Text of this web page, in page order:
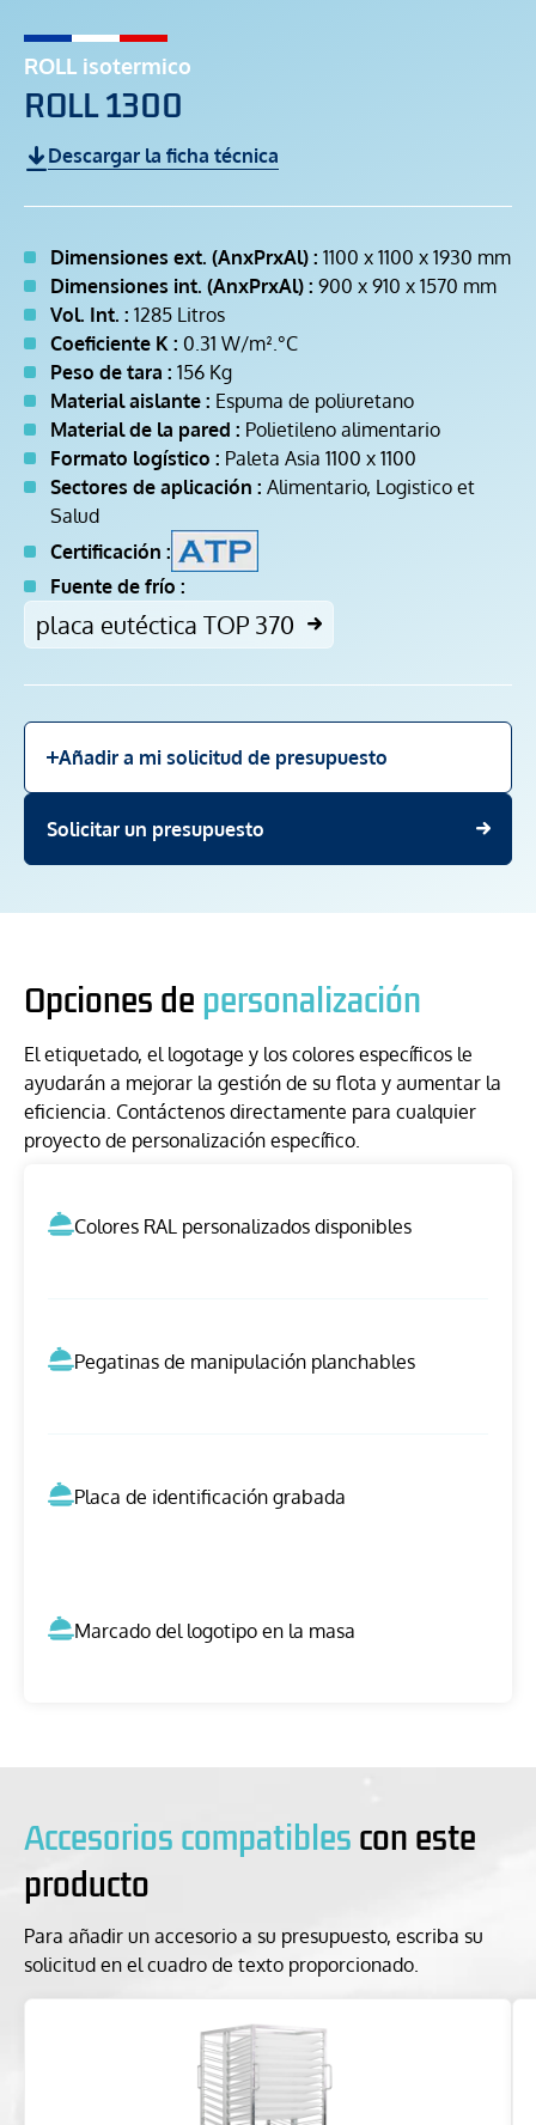
ROLL isotermico
ROLL 1300
Descargar la ficha técnica
Dimensiones ext. (AnxPrxAl) : 1100 x 1100 x 1930 mm
Dimensiones int. (AnxPrxAl) : 900 x 910 x 1570 mm
Vol. Int. : 1285 Litros
Coeficiente K : 0.31 W/m².°C
Peso de tara : 156 Kg
Material aislante : Espuma de poliuretano
Material de la pared : Polietileno alimentario
Formato logístico : Paleta Asia 1100 x 1100
Sectores de aplicación : Alimentario, Logistico et
Salud
Certificación :
Fuente de frío :
placa eutéctica TOP 370
Añadir a mi solicitud de presupuesto
Solicitar un presupuesto
Opciones de personalización
El etiquetado, el logotage y los colores específicos le
ayudarán a mejorar la gestión de su flota y aumentar la
eficiencia. Contáctenos directamente para cualquier
proyecto de personalización específico.
Colores RAL personalizados disponibles
Pegatinas de manipulación planchables
Placa de identificación grabada
Marcado del logotipo en la masa
Accesorios compatibles con este
producto
Para añadir un accesorio a su presupuesto, escriba su
solicitud en el cuadro de texto proporcionado.